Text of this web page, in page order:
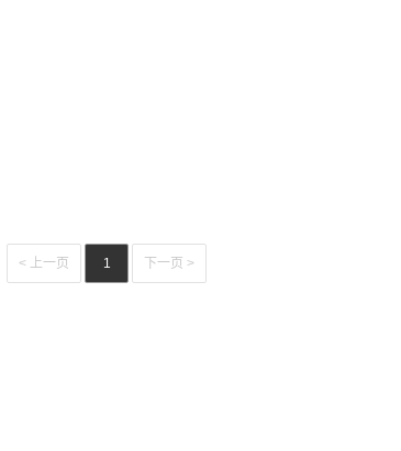
20 | 44
女士 图色81305191 20 | XXS
< 上一页 1 下一页 >